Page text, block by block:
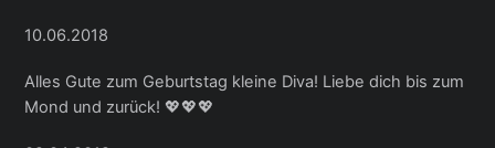
10.06.2018
Alles Gute zum Geburtstag kleine Diva! Liebe dich bis zum
Mond und zurück! 💖💖💖